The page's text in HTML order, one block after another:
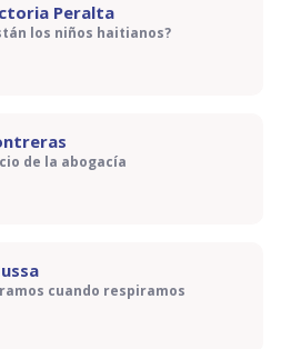
Peralta
los niños haitianos?
de la abogacía
cuando respiramos